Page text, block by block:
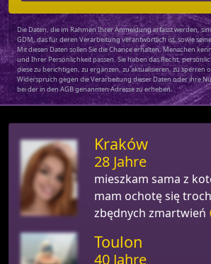
Die Daten, die im Rahmen Ihrer Anmeldung erfasst werden,
GDM, das für deren Verarbeitung verantwortlich ist, sowie
Mit diesen Daten sollen Sie die Chance erhalten, Menschen
und Ihrer Persönlichkeit passen. Sie haben das Recht,
diese zu berichtigen, zu ergänzen, zu aktualisieren, zu sperren
Widerspruch gegen die Verarbeitung dieser Daten oder ihre
bei der in den AGB genannten Adresse zu erheben.
Kraków
28 Jahre
mieszkam sama z
mam ochotę się
zbędnych zmartwień
Toulon
40 Jahre